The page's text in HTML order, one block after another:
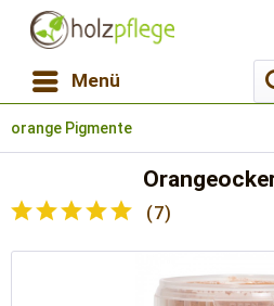
Menü
orange Pigmente
(7)